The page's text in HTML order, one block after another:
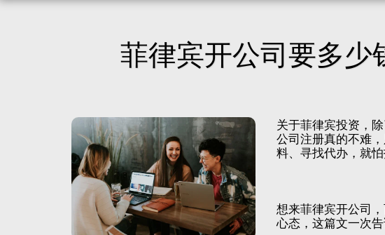
菲律宾开公司要多少
关于菲律宾投资，
公司注册真的不难
料、寻找代办，就
想来菲律宾开公司
心态，这篇文一次告